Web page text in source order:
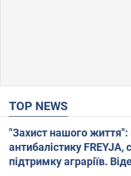
TOP NEWS
"Захист нашого
антибалістику FREYJA,
підтримку аграріїв.